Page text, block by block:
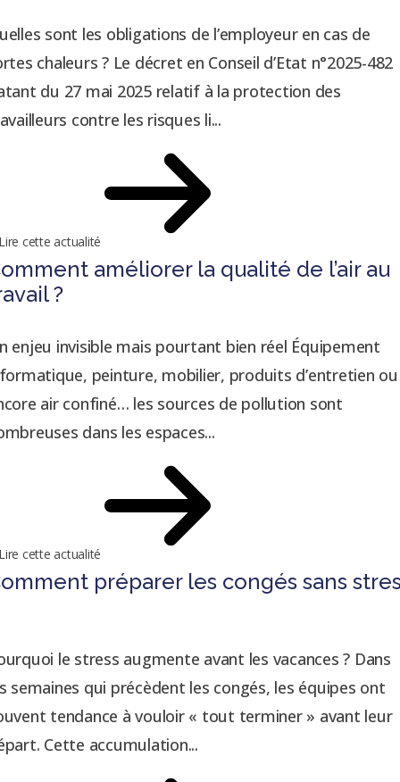
sont les obligations de l’employeur en cas de
chaleurs ? Le décret en Conseil d’Etat n°2025-482
du 27 mai 2025 relatif à la protection des
contre les risques li...
cette actualité
améliorer la qualité de l’air au
?
enjeu invisible mais pourtant bien réel Équipement
peinture, mobilier, produits d’entretien ou
air confiné… les sources de pollution sont
dans les espaces...
cette actualité
préparer les congés sans
le stress augmente avant les vacances ? Dans
semaines qui précèdent les congés, les équipes ont
tendance à vouloir « tout terminer » avant leur
Cette accumulation...